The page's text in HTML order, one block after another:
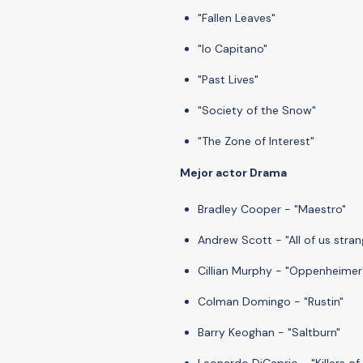
"Fallen Leaves"
"Io Capitano"
"Past Lives"
"Society of the Snow"
"The Zone of Interest"
Mejor actor Drama
Bradley Cooper - "Maestro"
Andrew Scott - "All of us
Cillian Murphy -
Colman Domingo - "Rustin"
Barry Keoghan - "Saltburn"